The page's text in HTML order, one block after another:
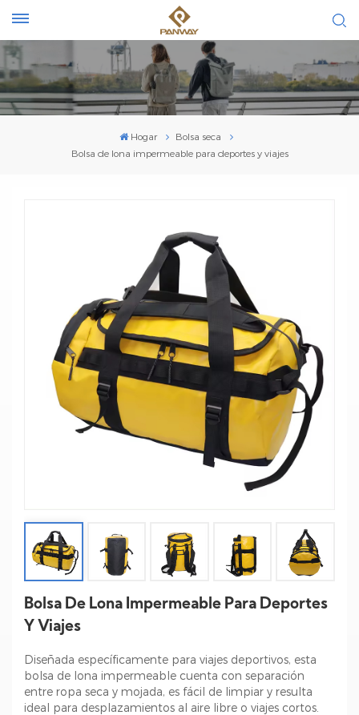
Hogar
Bolsa seca
Bolsa de lona impermeable para deportes y viajes
Bolsa De Lona Impermeable Para Deportes
Y Viajes
Diseñada específicamente para viajes deportivos, esta
bolsa de lona impermeable cuenta con separación
entre ropa seca y mojada, es fácil de limpiar y resulta
ideal para desplazamientos al aire libre o viajes cortos.